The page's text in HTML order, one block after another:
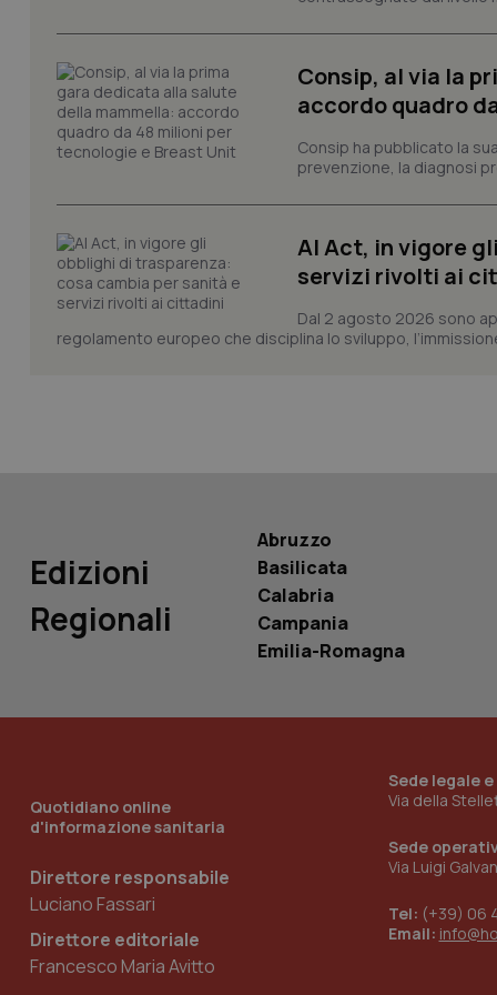
Consip, al via la
accordo quadro
Consip ha pubblicato la
prevenzione, la diagnosi
AI Act, in vigore
servizi rivolti ai
Dal 2 agosto 2026 sono
regolamento europeo che disciplina lo sviluppo,
Edizioni
Regionali
Abruzzo
Basilicata
Calabria
Campania
Emilia-Romagna
Quotidiano online
d'informazione sanitaria
Direttore responsabile
Luciano Fassari
Direttore editoriale
Francesco Maria Avitto
Sede legale
Via della
Sede
Via Luigi
Tel: (+39) 06
Email:
tracking-sites-
session-id
_ga
_ga_0VMQEQKQ1N
Nome
__Secure-YNID
YSC